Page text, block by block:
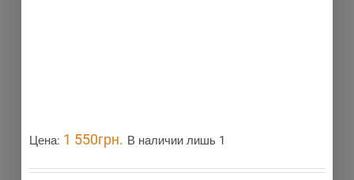
Цена: 1 550грн. В наличии лишь 1